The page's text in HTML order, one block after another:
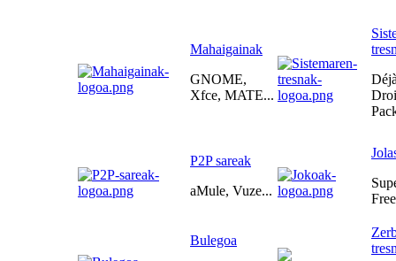
Mahaigainak
GNOME,
Xfce, MATE...
P2P sareak
aMule, Vuze...
Bulegoa